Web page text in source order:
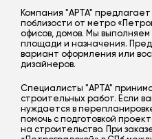
Компания "АРТА"
поблизости от метро
офисов, домов. Мы
площади и назначения.
вариант оформления или
дизайнеров.
Специалисты "АРТА"
строительных работ. Если
нуждается в
помочь с подготовкой
на строительство. При